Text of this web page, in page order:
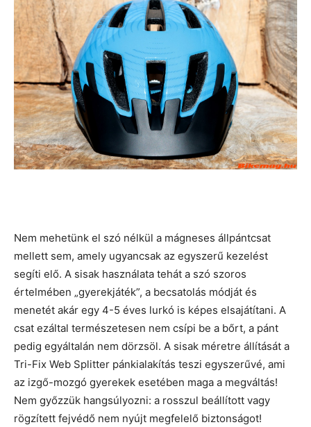
Nem mehetünk el szó nélkül a mágneses állpántcsat
mellett sem, amely ugyancsak az egyszerű kezelést
segíti elő. A sisak használata tehát a szó szoros
értelmében „gyerekjáték”, a becsatolás módját és
menetét akár egy 4-5 éves lurkó is képes elsajátítani. A
csat ezáltal természetesen nem csípi be a bőrt, a pánt
pedig egyáltalán nem dörzsöl. A sisak méretre állítását a
Tri-Fix Web Splitter pánkialakítás teszi egyszerűvé, ami
az izgő-mozgó gyerekek esetében maga a megváltás!
Nem győzzük hangsúlyozni: a rosszul beállított vagy
rögzített fejvédő nem nyújt megfelelő biztonságot!